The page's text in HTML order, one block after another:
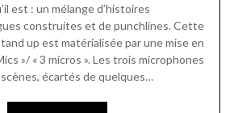
est : un mélange d’histoires
construites et de punchlines. Cette
up est matérialisée par une mise en
»/ « 3 micros ». Les trois microphones
écartés de quelques…